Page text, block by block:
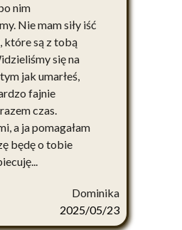
nim
Nie mam siły iść
które są z tobą
się na
jak umarłeś,
fajnie
czas.
a ja pomagałam
będę o tobie
Dominika
2025/05/23